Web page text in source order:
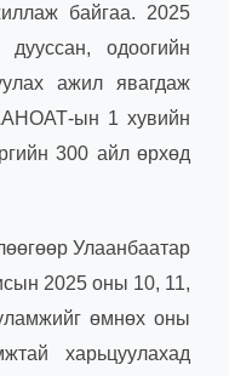
байгаа. 2025
одоогийн
ажил явагдаж
ын 1 хувийн
300 айл өрхөд
Улаанбаатар
2025 оны 10, 11,
өмнөх оны
харьцуулахад